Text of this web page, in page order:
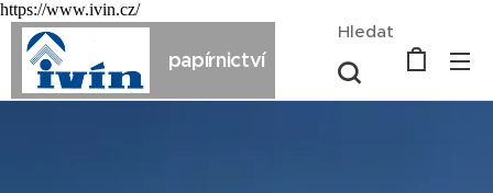
https://www.ivin.cz/
papírnictví
Hledat